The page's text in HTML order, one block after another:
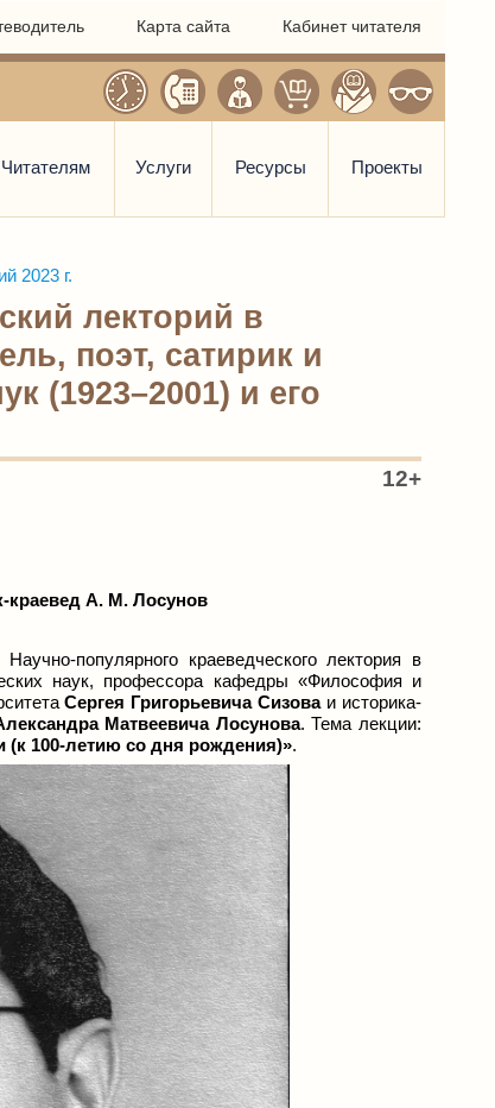
Карта сайта Кабинет читателя
Читателям Услуги Ресурсы Проекты
2023 г.
лекторий в
поэт, сатирик и
(1923–2001) и его
12+
краевед А. М. Лосунов
популярного краеведческого лектория в
наук, профессора кафедры «Философия и
Сергея Григорьевича Сизоваи историка-
Матвеевича Лосунова. Тема лекции:
(к 100-летию со дня рождения)».